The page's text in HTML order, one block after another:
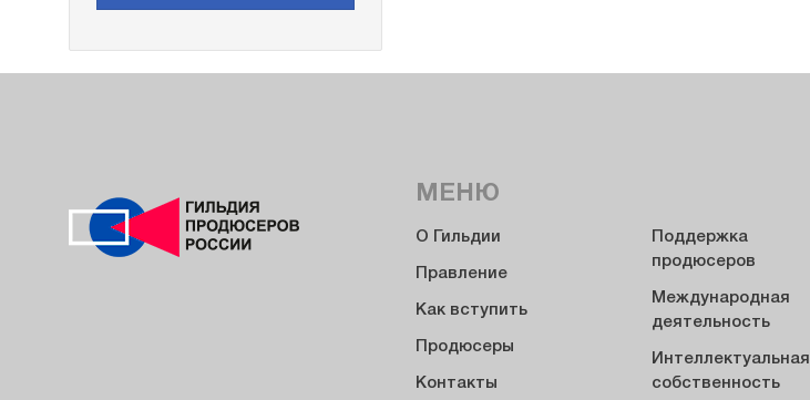
МЕНЮ
О Гильдии
Правление
Как вступить
Продюсеры
Контакты
Поддержка
продюсеров
Международная
деятельность
Интеллектуальная
собственность